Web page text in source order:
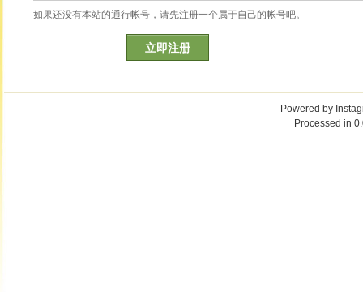
如果还没有本站的通行帐号，请先注册一个属于自己的帐号吧。
立即注册
Powered by
Processed in